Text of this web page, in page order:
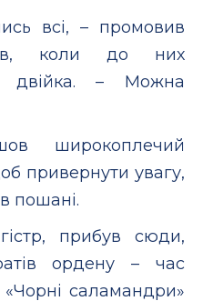
всі, – промовив
коли до них
двійка. – Можна
широкоплечий
привернути увагу,
пошані.
прибув сюди,
ордену – час
саламандри»